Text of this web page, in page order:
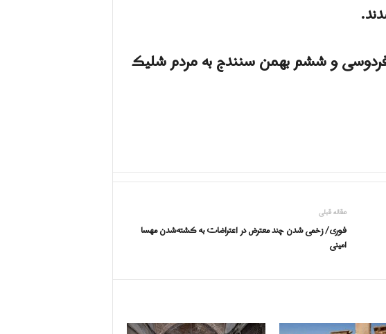
فردوسی و ششم بهمن سنندج به مردم شلیک
مقاله قبلی
فورى/ زخمی شدن چند معترض در اعتراضات به کشته‌شدن مهسا
امینی